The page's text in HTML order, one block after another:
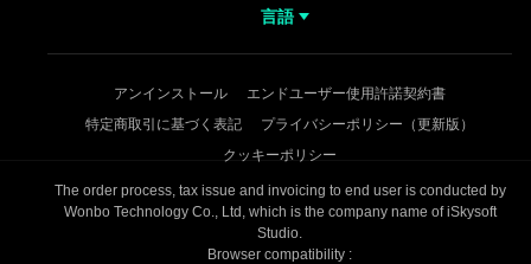
言語
アンインストール
エンドユーザー使用許諾契約書
特定商取引に基づく表記
プライバシーポリシー（更新版）
クッキーポリシー
The order process, tax issue and invoicing to end user is conducted by
Wonbo Technology Co., Ltd, which is the company name of iSkysoft
Studio.
Browser compatibility :